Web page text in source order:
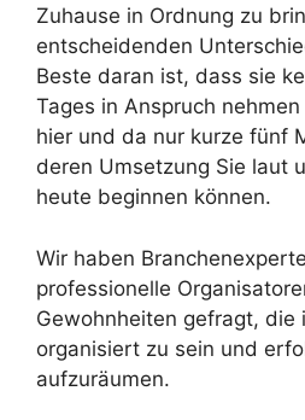
Zuhause in Ordnung zu
entscheidenden
Beste daran ist, dass sie
Tages in Anspruch
hier und da nur kurze fünf
deren Umsetzung Sie laut
heute beginnen können.
Wir haben
professionelle
Gewohnheiten gefragt, die
organisiert zu sein und
aufzuräumen.